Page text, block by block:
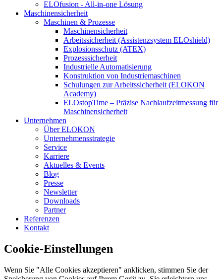
ELOfusion - All-in-one Lösung
Maschinensicherheit
Maschinen & Prozesse
Maschinensicherheit
Arbeitssicherheit (Assistenzsystem ELOshield)
Explosionsschutz (ATEX)
Prozesssicherheit
Industrielle Automatisierung
Konstruktion von Industriemaschinen
Schulungen zur Arbeitssicherheit (ELOKON
Academy)
ELOstopTime – Präzise Nachlaufzeitmessung für
Maschinensicherheit
Unternehmen
Über ELOKON
Unternehmensstrategie
Service
Karriere
Aktuelles & Events
Blog
Presse
Newsletter
Downloads
Partner
Referenzen
Kontakt
Cookie-Einstellungen
Wenn Sie "Alle Cookies akzeptieren" anklicken, stimmen Sie der